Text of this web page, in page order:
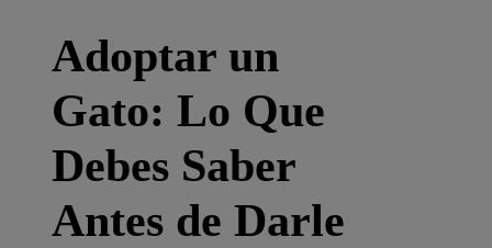
Adoptar un
Gato: Lo Que
Debes Saber
Antes de Darle